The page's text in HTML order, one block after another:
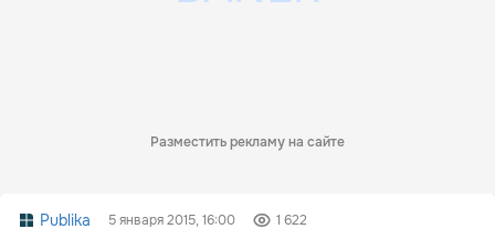
Разместить рекламу на сайте
Publika 5 января 2015, 16:00 1 622